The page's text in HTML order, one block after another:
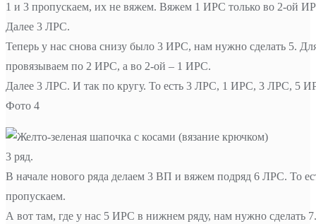
1 и 3 пропускаем, их не вяжем. Вяжем 1 ИРС только во 2-ой
Далее 3 ЛРС.
Теперь у нас снова снизу было 3 ИРС, нам нужно сделать 5.
провязываем по 2 ИРС, а во 2-ой – 1 ИРС.
Далее 3 ЛРС. И так по кругу. То есть 3 ЛРС, 1 ИРС, 3 ЛРС, 5
Фото 4
3 ряд.
В начале нового ряда делаем 3 ВП и вяжем подряд 6 ЛРС. То
пропускаем.
А вот там, где у нас 5 ИРС в нижнем ряду, нам нужно сделать